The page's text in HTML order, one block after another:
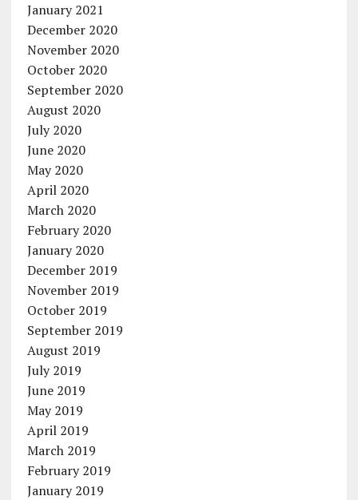
January 2021
December 2020
November 2020
October 2020
September 2020
August 2020
July 2020
June 2020
May 2020
April 2020
March 2020
February 2020
January 2020
December 2019
November 2019
October 2019
September 2019
August 2019
July 2019
June 2019
May 2019
April 2019
March 2019
February 2019
January 2019